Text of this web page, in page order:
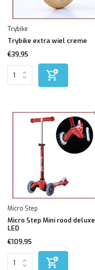
Trybike
Trybike extra wiel creme
€39,95
Micro Step
Micro Step Mini rood deluxe
LED
€109,95